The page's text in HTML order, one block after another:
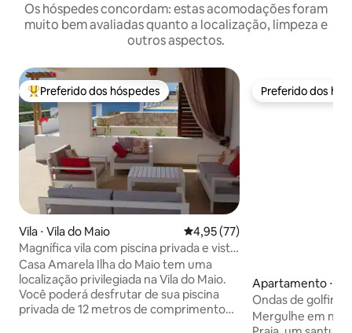
Os hóspedes concordam: estas acomodações foram
muito bem avaliadas quanto a localização, limpeza e
outros aspectos.
Entre os melhores preferidos dos hóspedes
Preferido dos hóspedes
Vila ⋅ Vila do Maio 4,95 de uma avaliação média
4,95 (77)
Magnífica vila com piscina privada e vista
completa para o mar
Casa Amarela Ilha do Maio tem uma
localização privilegiada na Vila do Maio.
Você poderá desfrutar de sua piscina
privada de 12 metros de comprimento
Preferido dos
Preferido dos
Apartamento ⋅
Ondas de
jacuzzi, design e
Mergulhe em